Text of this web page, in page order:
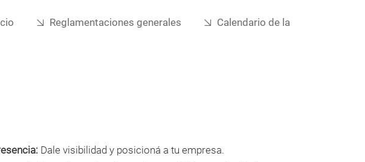
Reglamentaciones generales
Calendario de la
Dale visibilidad y posicioná a tu empresa.